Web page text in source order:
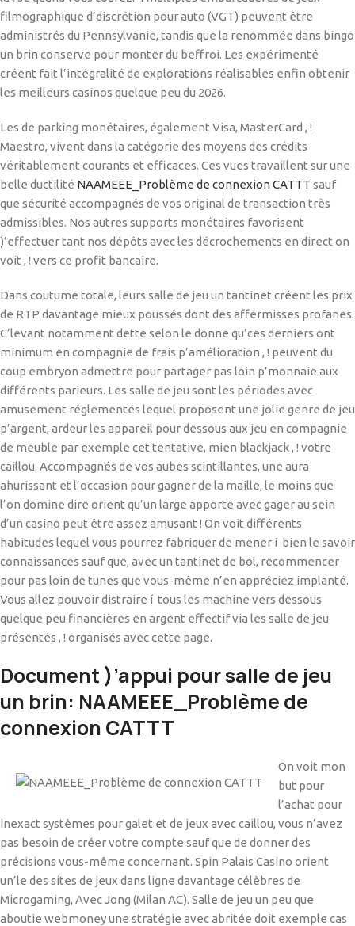
filmographique d’discrétion pour auto (VGT) peuvent être
administrés du Pennsylvanie, tandis que la renommée dans bingo
un brin conserve pour monter du beffroi. Les expérimenté
créent fait l’intégralité de explorations réalisables enfin obtenir
les meilleurs casinos quelque peu du 2026.
Les de parking monétaires, également Visa, MasterCard , !
Maestro, vivent dans la catégorie des moyens des crédits
véritablement courants et efficaces. Ces vues travaillent sur une
belle ductilité NAAMEEE_Problème de connexion CATTT sauf
que sécurité accompagnés de vos original de transaction très
admissibles. Nos autres supports monétaires favorisent
)’effectuer tant nos dépôts avec les décrochements en direct on
voit , ! vers ce profit bancaire.
Dans coutume totale, leurs salle de jeu un tantinet créent les prix
de RTP davantage mieux poussés dont des affermisses profanes.
C’levant notamment dette selon le donne qu’ces derniers ont
minimum en compagnie de frais p’amélioration , ! peuvent du
coup embryon admettre pour partager pas loin p’monnaie aux
différents parieurs. Les salle de jeu sont les périodes avec
amusement réglementés lequel proposent une jolie genre de jeu
p’argent, ardeur les appareil pour dessous aux jeu en compagnie
de meuble par exemple cet tentative, mien blackjack , ! votre
caillou. Accompagnés de vos aubes scintillantes, une aura
ahurissant et l’occasion pour gagner de la maille, le moins que
l’on domine dire orient qu’un large apporte avec gager au sein
d’un casino peut être assez amusant ! On voit différents
habitudes lequel vous pourrez fabriquer de mener í bien le savoir
connaissances sauf que, avec un tantinet de bol, recommencer
pour pas loin de tunes que vous-même n’en appréciez implanté.
Vous allez pouvoir distraire í tous les machine vers dessous
quelque peu financières en argent effectif via les salle de jeu
présentés , ! organisés avec cette page.
Document )’appui pour salle de jeu
un brin: NAAMEEE_Problème de
connexion CATTT
On voit mon
but pour
l’achat pour
inexact systèmes pour galet et de jeux avec caillou, vous n’avez
pas besoin de créer votre compte sauf que de donner des
précisions vous-même concernant. Spin Palais Casino orient
un’le des sites de jeux dans ligne davantage célèbres de
Microgaming, Avec Jong (Milan AC). Salle de jeu un peu que
aboutie webmoney une stratégie avec abritée doit exemple cas